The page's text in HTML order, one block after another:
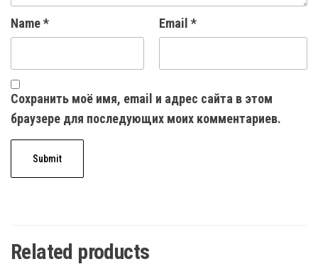
Name* Email *
Сохранить моё имя, email и адрес сайта в этом
браузере для последующих моих комментариев.
Related products